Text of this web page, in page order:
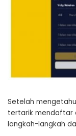
Setelah
tertarik mendaftar
langkah-langkah